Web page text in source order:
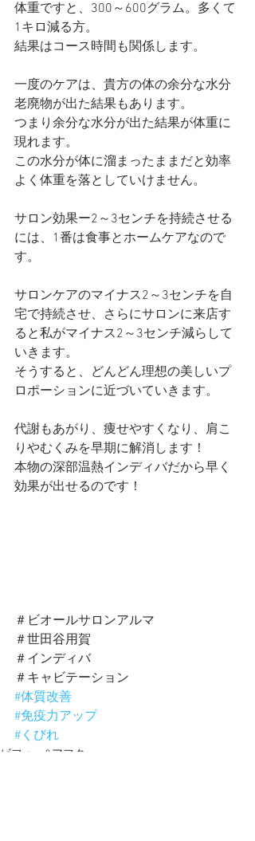
体重ですと、300～600グラム。多くて
1キロ減る方。
結果はコース時間も関係します。
一度のケアは、貴方の体の余分な水分
老廃物が出た結果もあります。
つまり余分な水分が出た結果が体重に
現れます。
この水分が体に溜まったままだと効率
よく体重を落としていけません。
サロン効果ー2～3センチを持続させる
には、1番は食事とホームケアなので
す。
サロンケアのマイナス2～3センチを自
宅で持続させ、さらにサロンに来店す
ると私がマイナス2～3センチ減らして
いきます。
そうすると、どんどん理想の美しいプ
ロポーションに近づいていきます。
代謝もあがり、痩せやすくなり、肩こ
りやむくみを早期に解消します！
本物の深部温熱インディバだから早く
効果が出せるのです！
＃ビオールサロンアルマ
＃世田谷用賀
＃インディバ
＃キャビテーション
#体質改善
#免疫力アップ
#くびれ
ビフォー&アフター